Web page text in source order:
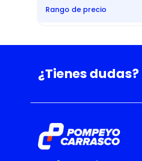
Rango de precio
¿Tienes dudas?